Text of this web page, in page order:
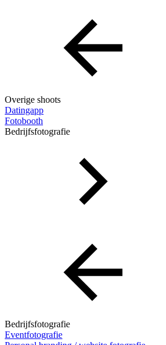
Overige shoots
Datingapp
Fotobooth
Bedrijfsfotografie
Bedrijfsfotografie
Eventfotografie